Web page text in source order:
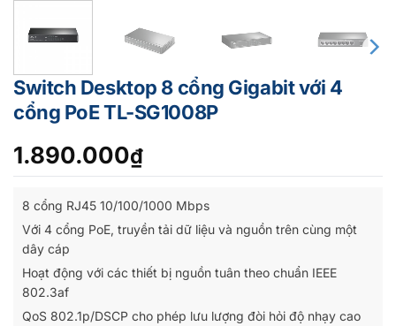
Switch Desktop 8 cổng Gigabit với 4
cổng PoE TL-SG1008P
1.890.000₫
8 cổng RJ45 10/100/1000 Mbps
Với 4 cổng PoE, truyền tải dữ liệu và nguồn trên cùng một
dây cáp
Hoạt động với các thiết bị nguồn tuân theo chuẩn IEEE
802.3af
QoS 802.1p/DSCP cho phép lưu lượng đòi hỏi độ nhạy cao